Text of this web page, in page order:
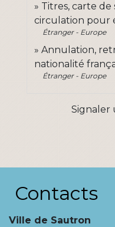
Titres, carte
circulation pour
Étranger - Europe
Annulation,
nationalité
Étranger - Europe
Signaler
Contacts
Ville de Sautron